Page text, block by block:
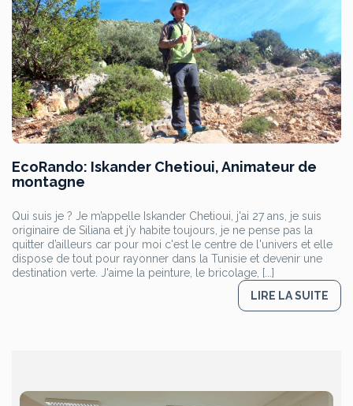
EcoRando: Iskander Chetioui, Animateur de
montagne
Qui suis je ? Je m’appelle Iskander Chetioui, j'ai 27 ans, je suis
originaire de Siliana et j’y habite toujours, je ne pense pas la
quitter d’ailleurs car pour moi c'est le centre de l'univers et elle
dispose de tout pour rayonner dans la Tunisie et devenir une
destination verte. J'aime la peinture, le bricolage, [...]
LIRE LA SUITE